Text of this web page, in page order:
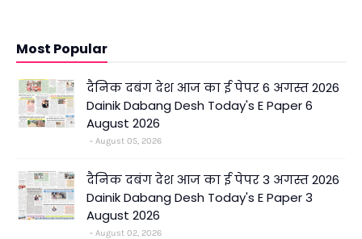
Most Popular
दैनिक दबंग देश आज का ई पेपर 6 अगस्त 2026
Dainik Dabang Desh Today's E Paper 6
August 2026
August 05, 2026
दैनिक दबंग देश आज का ई पेपर 3 अगस्त 2026
Dainik Dabang Desh Today's E Paper 3
August 2026
August 02, 2026